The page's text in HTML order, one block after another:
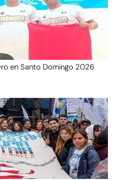
en Santo Domingo 2026